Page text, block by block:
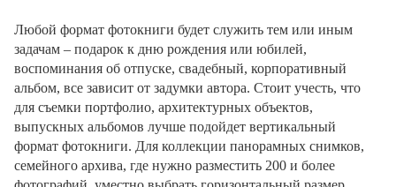
Любой формат фотокниги будет служить тем или иным
задачам – подарок к дню рождения или юбилей,
воспоминания об отпуске, свадебный, корпоративный
альбом, все зависит от задумки автора. Стоит учесть, что
для съемки портфолио, архитектурных объектов,
выпускных альбомов лучше подойдет вертикальный
формат фотокниги. Для коллекции панорамных снимков,
семейного архива, где нужно разместить 200 и более